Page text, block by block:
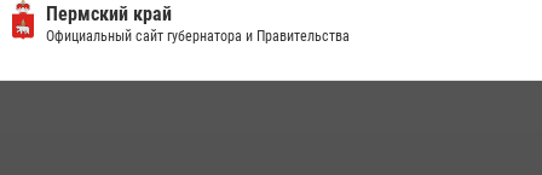
Пермский край
Официальный сайт губернатора и Правительства